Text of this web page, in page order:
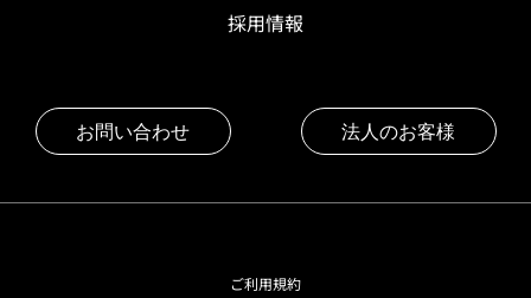
採用情報
お問い合わせ 法人のお客様
ご利用規約